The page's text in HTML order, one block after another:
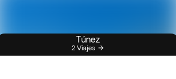
Túnez
2 Viajes